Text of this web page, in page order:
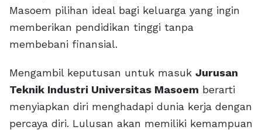
Masoem pilihan ideal bagi keluarga yang ingin
memberikan pendidikan tinggi tanpa
membebani finansial.
Mengambil keputusan untuk masuk Jurusan
Teknik Industri Universitas Masoem berarti
menyiapkan diri menghadapi dunia kerja dengan
percaya diri. Lulusan akan memiliki kemampuan